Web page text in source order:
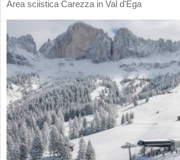
Area sciistica Carezza in Val d'Ega